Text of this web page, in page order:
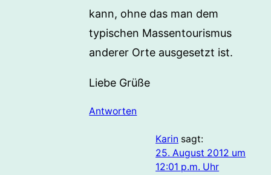
kann, ohne das man dem
typischen Massentourismus
anderer Orte ausgesetzt ist.
Liebe Grüße
Antworten
Karin sagt:
25. August 2012 um
12:01 p.m. Uhr